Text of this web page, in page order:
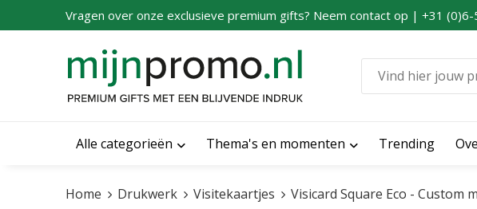
Vragen over onze exclusieve premium gifts? Neem contact op | +31
Alle categorieën Thema's en momenten Trending
Home Drukwerk Visitekaartjes Visicard Square Eco - Custom